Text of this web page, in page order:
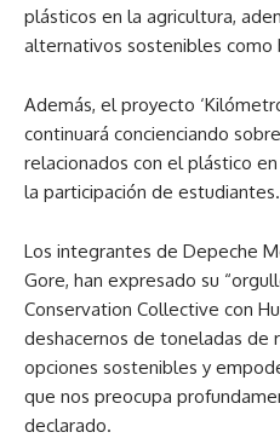
plásticos en la agricultura,
alternativos sostenibles como
Además, el proyecto
continuará concienciando
relacionados con el plástico
la participación de estudiantes.
Los integrantes de Depeche
Gore, han expresado su
Conservation Collective con
deshacernos de toneladas de
opciones sostenibles y
que nos preocupa
declarado.